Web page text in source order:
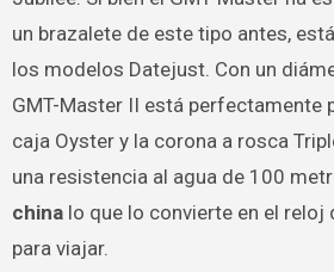
un brazalete de este tipo antes,
los modelos Datejust. Con un
GMT-Master II está perfectamente
caja Oyster y la corona a rosca
una resistencia al agua de 100
chinalo que lo convierte en el reloj
para viajar.